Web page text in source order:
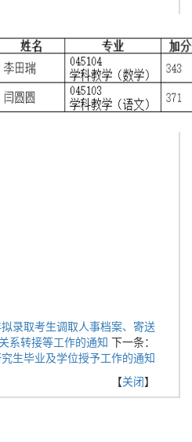
录取考生调取人事档案、寄送
系转接等工作的通知 下一条：
生毕业及学位授予工作的通知
【关闭】